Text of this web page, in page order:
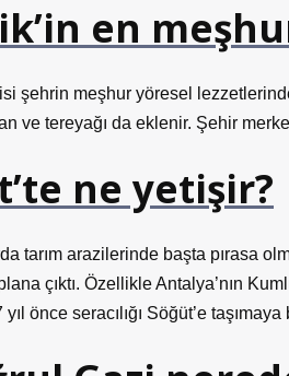
en
şehrin meşhur yöresel
ve tereyağı da eklenir. Şehir
ne yetişir?
tarım arazilerinde başta pırasa
çıktı. Özellikle Antalya’nın
önce seracılığı Söğüt’e taşımaya